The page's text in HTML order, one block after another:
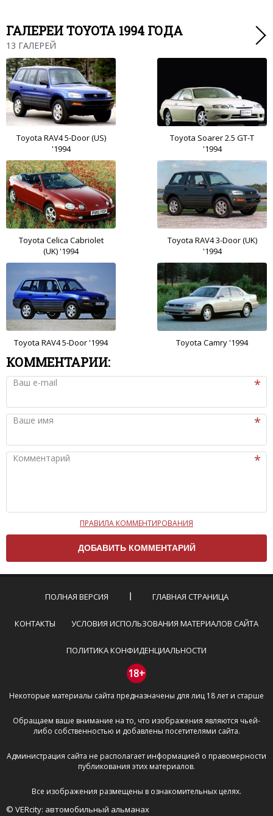
ГАЛЕРЕИ TOYOTA 1994 ГОДА
13 ГАЛЕРЕЙ
Toyota RAV4 5-Door (US)
'1994
Toyota Soarer 2.5 GT-T
'1994
Toyota Celica Cabriolet
(UK) '1994
Toyota RAV4 3-Door (UK)
'1994
Toyota RAV4 5-Door '1994 Toyota Camry '1994
КОММЕНТАРИИ:
Ваш e-mail
Ваше имя
Комментарий
Чтобы ваш комментарий был опубликован на сайте,
вам нужно придерживаться следующих правил:
Комментарий не может быть слишком
эмоциональных высказываний.
Не стоит отклоняться от предмета обсуждения.
Пожалуйста, не используйте в комментарие
призывы к насилию и высказывания,
направленные на разжигание расовой,
межнациональной и религиозной розни —
пожалейте наших модераторов, они кстати
очень славные ребята, поверьте.
буквами.
Не копируйте рецензии с других сайтов, нам
важно именно ваше мнение.
Не размещайте рекламу!
И запаситесь терпением, все комментарии
публикуются только после модерации, поэтому ваш
ПРАВИЛА КОММЕНТИРОВАНИЯ
ПОЛНАЯ ВЕРСИЯ ГЛАВНАЯ СТРАНИЦА
КОНТАКТЫ УСЛОВИЯ ИСПОЛЬЗОВАНИЯ МАТЕРИАЛОВ САЙТА
ПОЛИТИКА КОНФИДЕНЦИАЛЬНОСТИ
18+
Некоторые материалы сайта предназначены для лиц 18 лет и старше
Обращаем ваше внимание на то, что изображения являются чьей-
либо собственностью и добавлены посетителями сайта.
Администрация сайта не располагает информацией о правомерности
публикования этих материалов.
Все изображения размещены в ознакомительных целях.
© VERcity: автомобильный альманах